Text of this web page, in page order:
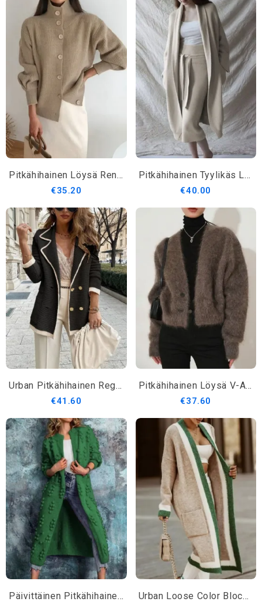
Pitkähihainen Löysä Rento Villatakki
€35.20
Pitkähihainen Tyylikäs Löysä Villatakki
€40.00
Urban Pitkähihainen Regular Fit Color Block Takki
€41.60
Pitkähihainen Löysä V-Aukkoinen Villatakki
€37.60
Päivittäinen Pitkähihainen Normaali Istuvuus Muut Villapaita Urban Loose Color Block Pockets Neuletakki